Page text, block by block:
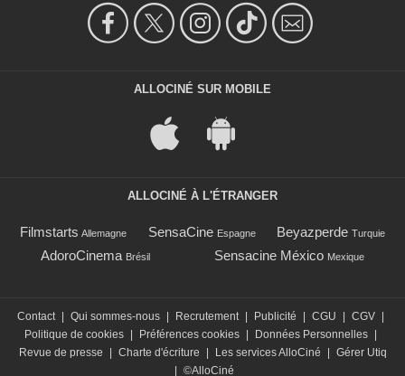
ALLOCINÉ SUR MOBILE
ALLOCINÉ À L'ÉTRANGER
Filmstarts Allemagne SensaCine Espagne Beyazperde Turquie
AdoroCinema Brésil Sensacine México Mexique
Contact Qui sommes-nous Recrutement Publicité CGU CGV
Politique de cookies
Préférences cookies Données Personnelles
Revue de presse
Charte d'écriture Les services AlloCiné
Gérer Utiq
©AlloCiné